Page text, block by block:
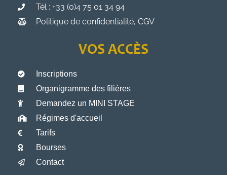
Tél : +33 (0)4 75 01 34 94
Politique de confidentialité, CGV
VOS ACCÈS
Inscriptions
Organigramme des filières
Demandez un MINI STAGE
Régimes d'accueil
Tarifs
Bourses
Contact